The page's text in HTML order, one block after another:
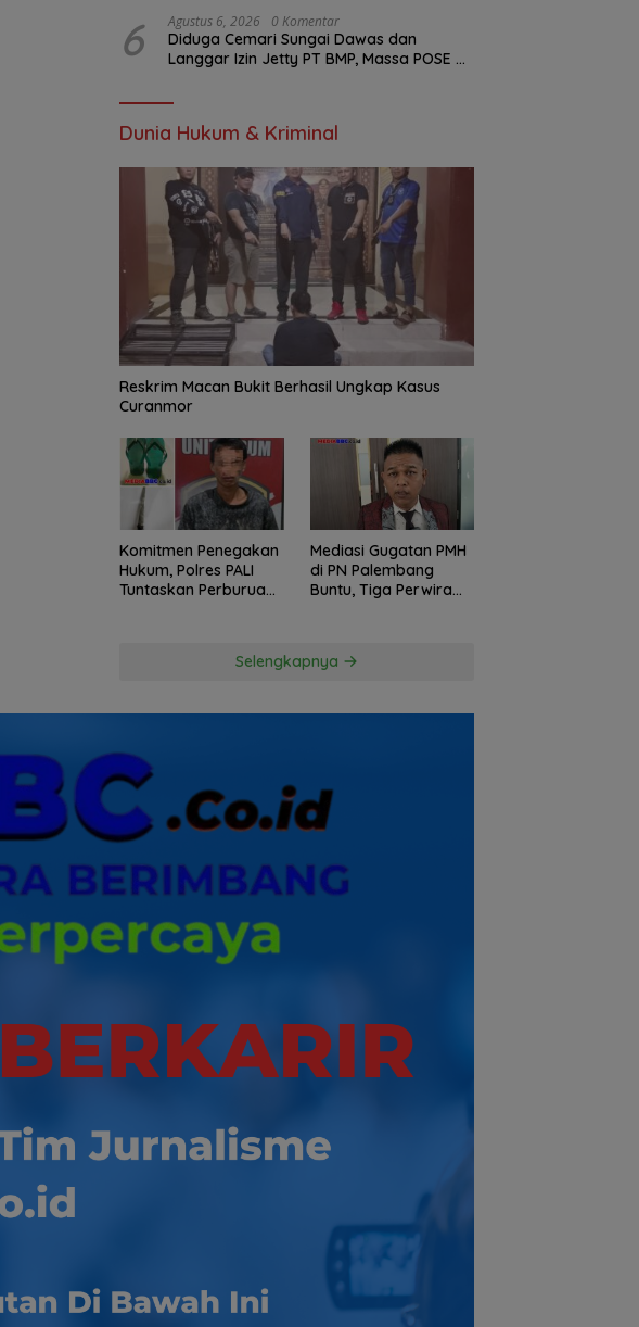
6 Agustus 6, 2026 0 Komentar
Diduga Cemari Sungai Dawas dan
Langgar Izin Jetty PT BMP, Massa POSE RI
Pengusutan Tuntas
Dunia Hukum & Kriminal
Reskrim Macan Bukit Berhasil Ungkap Kasus
Curanmor
Komitmen Penegakan
Hukum, Polres PALI
Tuntaskan Perburuan
Mediasi Gugatan PMH
di PN Palembang
Buntu, Tiga Perwira
Pertanyakan
Selengkapnya